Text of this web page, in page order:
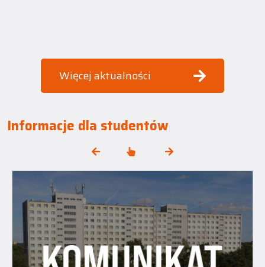
Więcej aktualności
Informacje dla studentów